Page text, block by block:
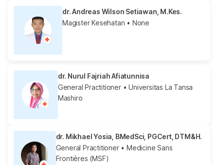
dr. Andreas Wilson Setiawan, M.Kes.
Magister Kesehatan • None
dr. Nurul Fajriah Afiatunnisa
General Practitioner• Universitas La Tansa
Mashiro
dr. Mikhael Yosia, BMedSci, PGCert, DTM&H.
General Practitioner• Medicine Sans
Frontières (MSF)